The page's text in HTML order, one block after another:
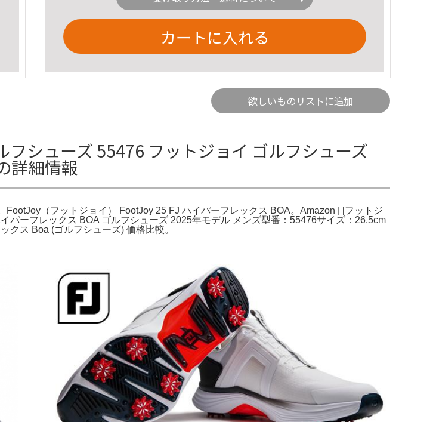
カートに入れる
欲しいものリストに追加
フシューズ 55476 フットジョイ ゴルフシューズ
詳細情報
（フットジョイ） FootJoy 25 FJ ハイパーフレックス BOA。Amazon | [フットジ
パーフレックス BOA ゴルフシューズ 2025年モデル メンズ型番：55476サイズ：26.5cm
クス Boa (ゴルフシューズ) 価格比較。